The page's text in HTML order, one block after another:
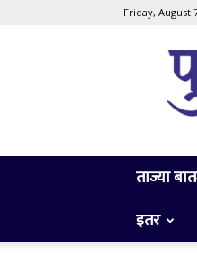
Friday, August
ताज्या
इतर